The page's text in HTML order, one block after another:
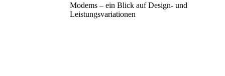
Modems – ein Blick auf Design- und
Leistungsvariationen